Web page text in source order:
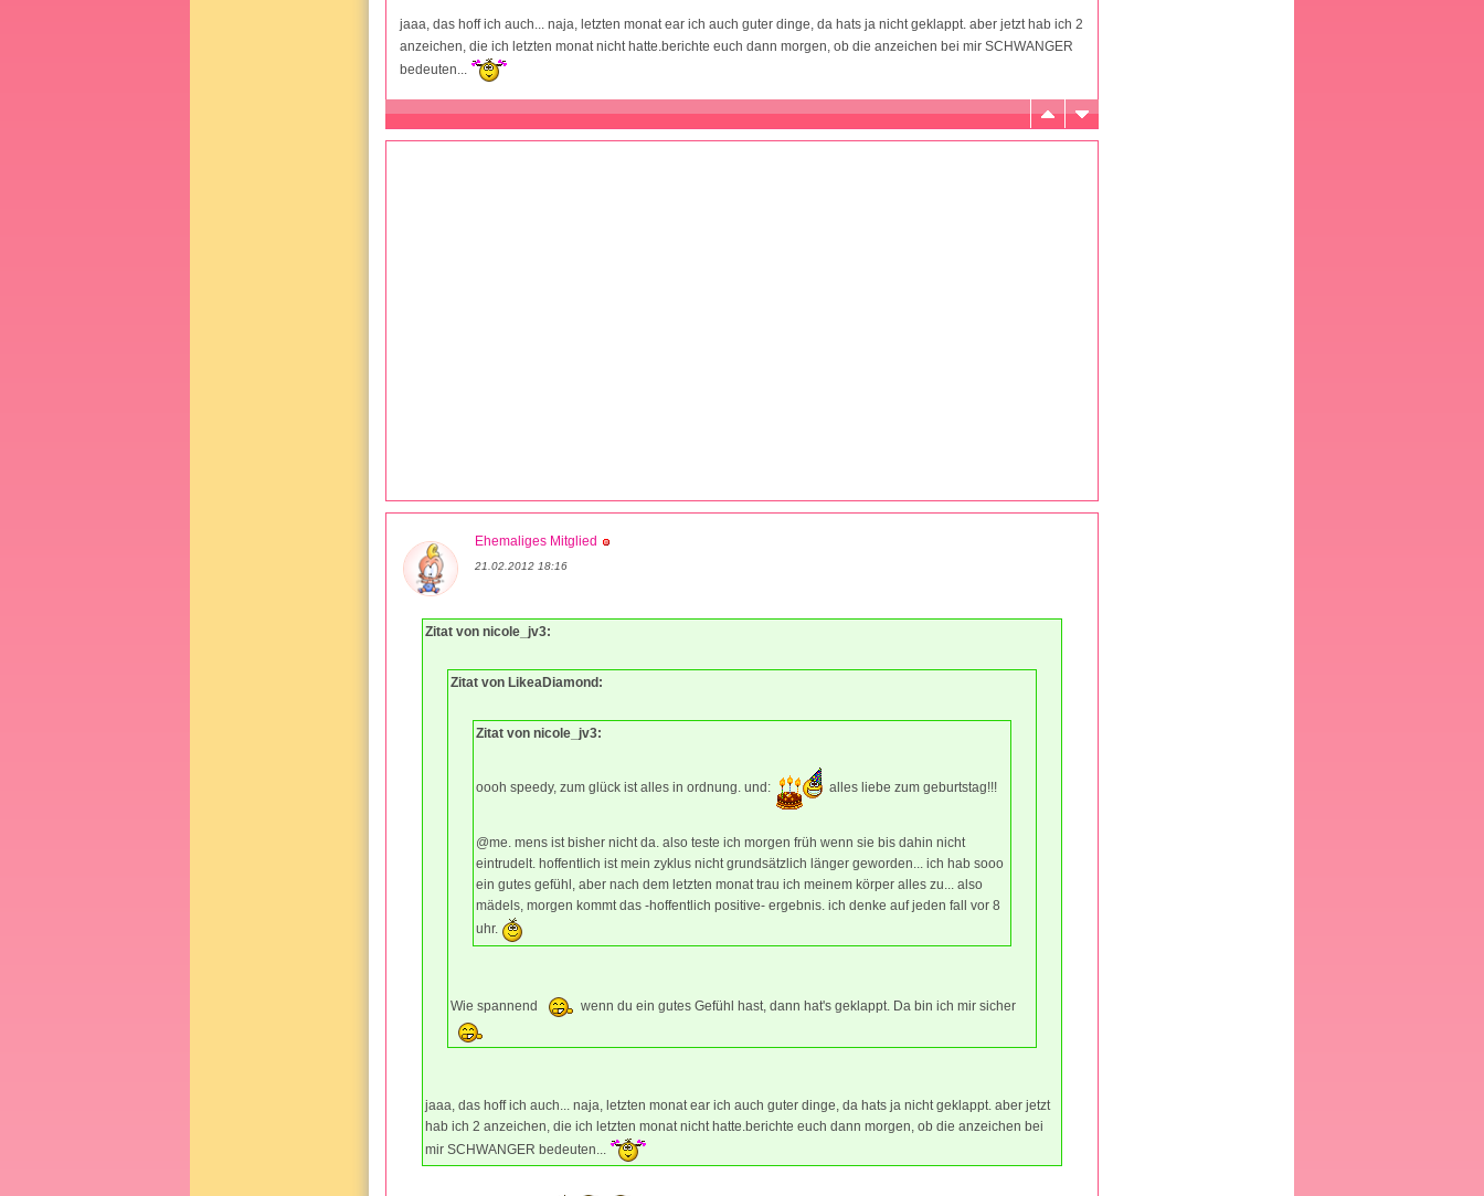
jaaa, das hoff ich auch... naja, letzten monat ear ich auch guter dinge, da hats ja nicht geklappt. aber jetzt hab ich 2
anzeichen, die ich letzten monat nicht hatte.berichte euch dann morgen, ob die anzeichen bei mir SCHWANGER
bedeuten...
Ehemaliges Mitglied
21.02.2012 18:16
Zitat von nicole_jv3:
Zitat von LikeaDiamond:
Zitat von nicole_jv3:
oooh speedy, zum glück ist alles in ordnung. und: alles liebe zum geburtstag!!!
@me. mens ist bisher nicht da. also teste ich morgen früh wenn sie bis dahin nicht
eintrudelt. hoffentlich ist mein zyklus nicht grundsätzlich länger geworden... ich hab sooo
ein gutes gefühl, aber nach dem letzten monat trau ich meinem körper alles zu... also
mädels, morgen kommt das -hoffentlich positive- ergebnis. ich denke auf jeden fall vor 8
uhr.
Wie spannend wenn du ein gutes Gefühl hast, dann hat's geklappt. Da bin ich mir sicher
jaaa, das hoff ich auch... naja, letzten monat ear ich auch guter dinge, da hats ja nicht geklappt. aber jetzt
hab ich 2 anzeichen, die ich letzten monat nicht hatte.berichte euch dann morgen, ob die anzeichen bei
mir SCHWANGER bedeuten...